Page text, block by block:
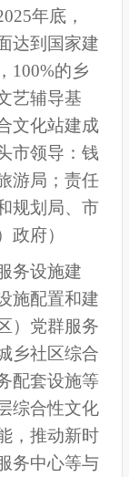
年底，
达到国家建
100%的乡
艺辅导基
文化站建成
市领导：钱
游局；责任
规划局、 市
政府）
务设施建
施配置和建
）党群服务
乡社区综合
配套设施等
综合性文化
，推动新时
务中心等与